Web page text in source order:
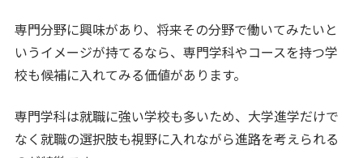
専門分野に興味があり、将来その分野で働いてみたいと
いうイメージが持てるなら、専門学科やコースを持つ学
校も候補に入れてみる価値があります。
専門学科は就職に強い学校も多いため、大学進学だけで
なく就職の選択肢も視野に入れながら進路を考えられる